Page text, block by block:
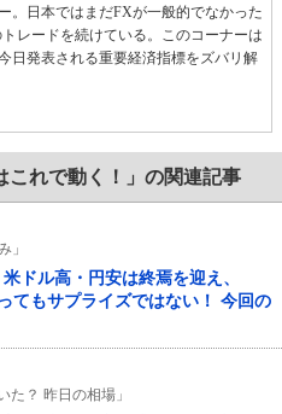
。日本ではまだFXが一般的でなかった
レードを続けている。このコーナーは
日発表される重要経済指標をズバリ解
これで動く！」の関連記事
」
ドル高・円安は終焉を迎え、
てもサプライズではない！ 今回の
た？ 昨日の相場」